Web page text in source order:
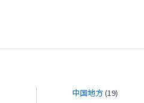
中国地方(19)